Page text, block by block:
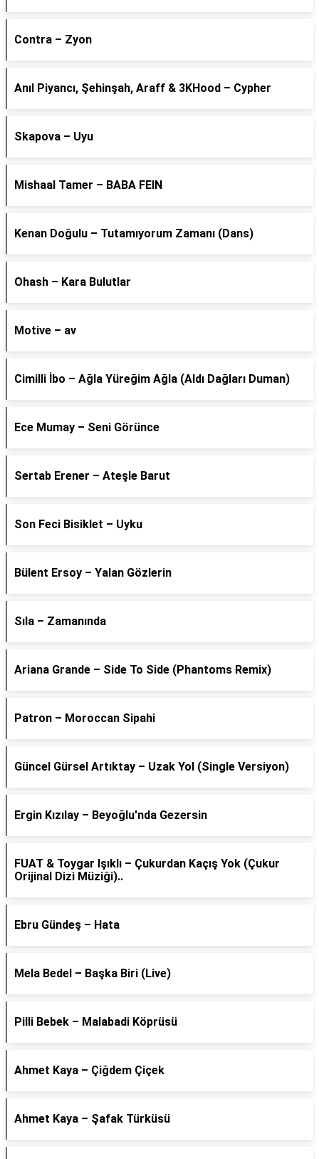
Contra – Zyon
Anıl Piyancı, Şehinşah, Araff & 3KHood – Cypher
Skapova – Uyu
Mishaal Tamer – BABA FEIN
Kenan Doğulu – Tutamıyorum Zamanı (Dans)
Ohash – Kara Bulutlar
Motive – av
Cimilli İbo – Ağla Yüreğim Ağla (Aldı Dağları Duman)
Ece Mumay – Seni Görünce
Sertab Erener – Ateşle Barut
Son Feci Bisiklet – Uyku
Bülent Ersoy – Yalan Gözlerin
Sıla – Zamanında
Ariana Grande – Side To Side (Phantoms Remix)
Patron – Moroccan Sipahi
Güncel Gürsel Artıktay – Uzak Yol (Single Versiyon)
Ergin Kızılay – Beyoğlu'nda Gezersin
FUAT & Toygar Işıklı – Çukurdan Kaçış Yok (Çukur
Orijinal Dizi Müziği)..
Ebru Gündeş – Hata
Mela Bedel – Başka Biri (Live)
Pilli Bebek – Malabadi Köprüsü
Ahmet Kaya – Çiğdem Çiçek
Ahmet Kaya – Şafak Türküsü